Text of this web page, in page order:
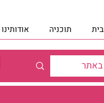
בית תוכניה אודותינו